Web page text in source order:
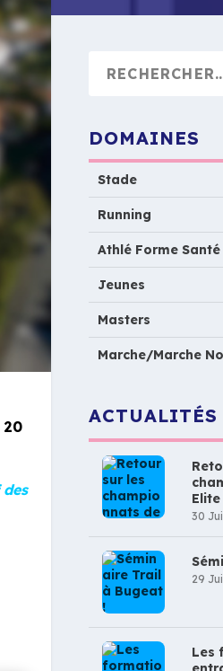
20
DOMAINES
Stade
Running
Athlé Forme Santé
Jeunes
Masters
Marche/Marche
ACTUALITÉS
Elite
30
29
Les